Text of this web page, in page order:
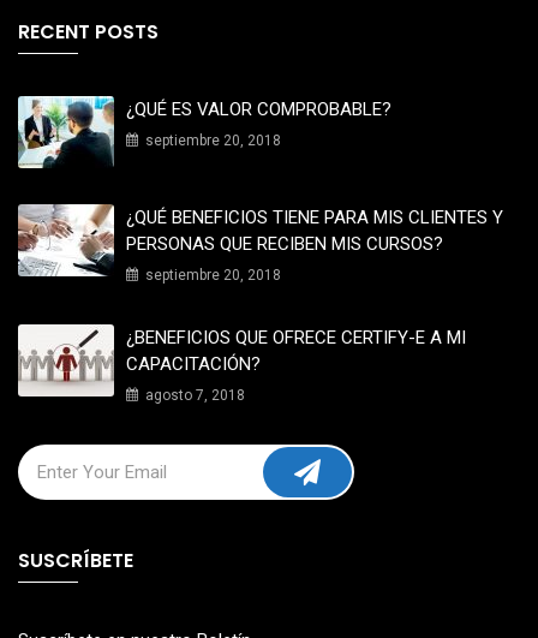
RECENT POSTS
¿QUÉ ES VALOR COMPROBABLE?
septiembre 20, 2018
¿QUÉ BENEFICIOS TIENE PARA MIS CLIENTES Y
PERSONAS QUE RECIBEN MIS CURSOS?
septiembre 20, 2018
¿BENEFICIOS QUE OFRECE CERTIFY-E A MI
CAPACITACIÓN?
agosto 7, 2018
SUSCRÍBETE